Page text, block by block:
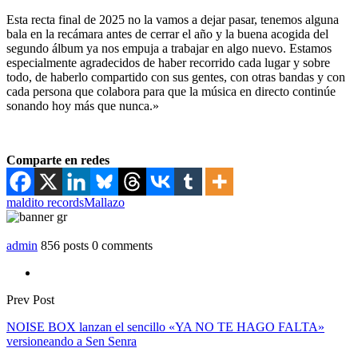
Esta recta final de 2025 no la vamos a dejar pasar, tenemos alguna
bala en la recámara antes de cerrar el año y la buena acogida del
segundo álbum ya nos empuja a trabajar en algo nuevo. Estamos
especialmente agradecidos de haber recorrido cada lugar y sobre
todo, de haberlo compartido con sus gentes, con otras bandas y con
cada persona que colabora para que la música en directo continúe
sonando hoy más que nunca.»
Comparte en redes
maldito recordsMallazo
admin 856 posts 0 comments
Prev Post
NOISE BOX lanzan el sencillo «YA NO TE HAGO FALTA»
versioneando a Sen Senra